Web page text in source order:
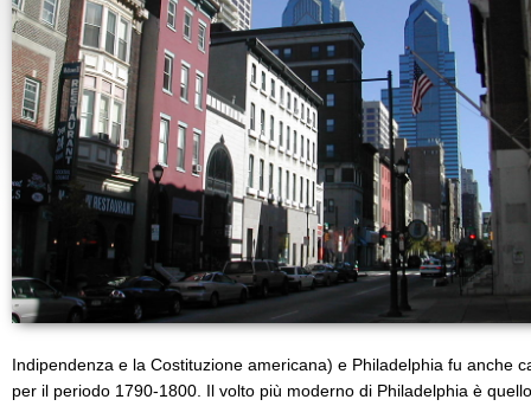
Indipendenza e la Costituzione americana) e Philadelphia fu anche
per il periodo 1790-1800. Il volto più moderno di Philadelphia è